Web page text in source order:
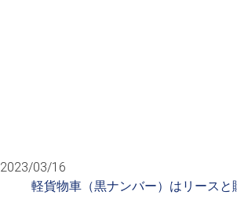
2023/03/16
軽貨物車（黒ナンバー）はリース